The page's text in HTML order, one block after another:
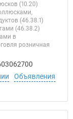
(10.20)
(46.38.1)
(46.38.2)
в
розничная
Объявления